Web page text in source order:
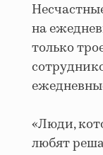
на
только
«Люди,
любят